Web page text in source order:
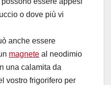
o dove più vi
anche essere
magnete al neodimio
una calamita da
vostro frigorifero per